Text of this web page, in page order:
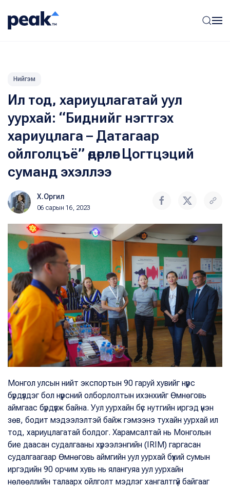
Нийгэм
Ил тод, хариуцлагатай уул
уурхай: “Биднийг нэгтгэх
хариуцлага – Датагаар
ойлголцъё” өдөрлөг Цогтцэций
суманд эхэллээ
Х.Оргил
06 сарын 16, 2023
Монгол улсын нийт экспортын 90 гаруй хувийг нүүрс
бүрдүүлдэг бол нүүрсний олборлолтын ихэнхийг Өмнөговь
аймгаас бүрдүүлж байна. Уул уурхайн бүс нутгийн иргэд үнэн
зөв, бодит мэдээлэлтэй байж гэмээнэ тухайн уурхай ил
тод, хариуцлагатай болдог. Харамсалтай нь Монголын
бие даасан судалгааны хүрээлэнгийн (IRIM) гаргасан
судалгаагаар Өмнөговь аймгийн уул уурхай бүхий сумын
иргэдийн 90 орчим хувь нь ялангуяа уул уурхайн
нөлөөллийн талаарх ойлголт мэдлэг хангалтгүй байгааг